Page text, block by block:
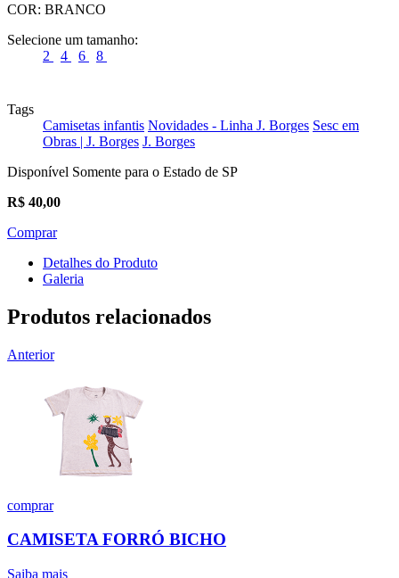
COR: BRANCO
Selecione um tamanho:
2
4 6 8
Tags
Camisetas infantis Novidades - Linha J. Borges Sesc em
Obras | J. Borges J. Borges
Disponível Somente para o Estado de SP
R$ 40,00
Comprar
Detalhes do Produto
Galeria
Produtos relacionados
Anterior
comprar
CAMISETA FORRÓ BICHO
Saiba mais